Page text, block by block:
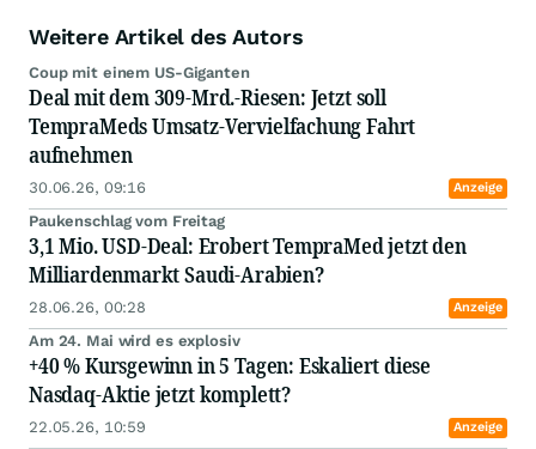
hotstock-investor.com
Weitere Artikel des Autors
Coup mit einem US-Giganten
Deal mit dem 309-Mrd.-Riesen: Jetzt soll
TempraMeds Umsatz-Vervielfachung Fahrt
aufnehmen
30.06.26, 09:16 Anzeige
Paukenschlag vom Freitag
3,1 Mio. USD-Deal: Erobert TempraMed jetzt den
Milliardenmarkt Saudi-Arabien?
28.06.26, 00:28 Anzeige
Am 24. Mai wird es explosiv
+40 % Kursgewinn in 5 Tagen: Eskaliert diese
Nasdaq-Aktie jetzt komplett?
22.05.26, 10:59 Anzeige